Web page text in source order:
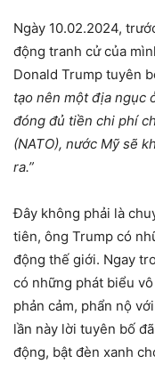
Ngày 10.02.2024,
động tranh cử của
Donald Trump tuyên
tạo nên một địa ngục
đóng đủ tiền chi phí
(NATO), nước Mỹ sẽ
ra.”
Đây không phải là
tiên, ông Trump có
động thế giới. Ngay
có những phát biểu
phản cảm, phẩn nộ
lần này lời tuyên bố
động, bật đèn xanh